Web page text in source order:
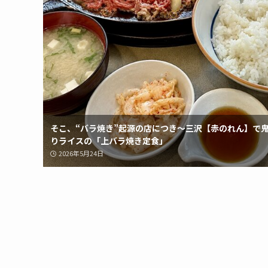
そこ、“バラ焼き”起源の店につき〜三沢【赤のれん】で
りライスの「上バラ焼き定食」
2026年5月24日